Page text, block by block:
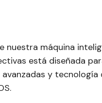
nuestra máquina
está diseñada
y